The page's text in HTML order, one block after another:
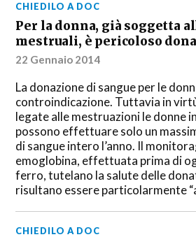
CHIEDILO A DOC
Per la donna, già soggetta
mestruali, è pericoloso
22 Gennaio 2014
La donazione di sangue per le
controindicazione. Tuttavia in
legate alle mestruazioni le donne
possono effettuare solo un
di sangue intero l’anno. Il
emoglobina, effettuata prima di
ferro, tutelano la salute delle
risultano essere particolarmente
CHIEDILO A DOC